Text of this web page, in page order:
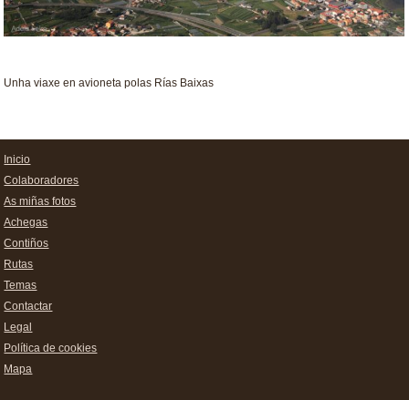
Unha viaxe en avioneta polas Rías Baixas
Inicio
Colaboradores
As miñas fotos
Achegas
Contiños
Rutas
Temas
Contactar
Legal
Política de cookies
Mapa